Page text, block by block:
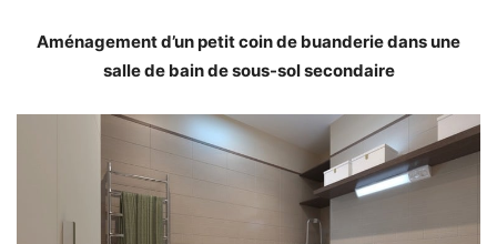
Aménagement d’un petit coin de buanderie dans une
salle de bain de sous-sol secondaire